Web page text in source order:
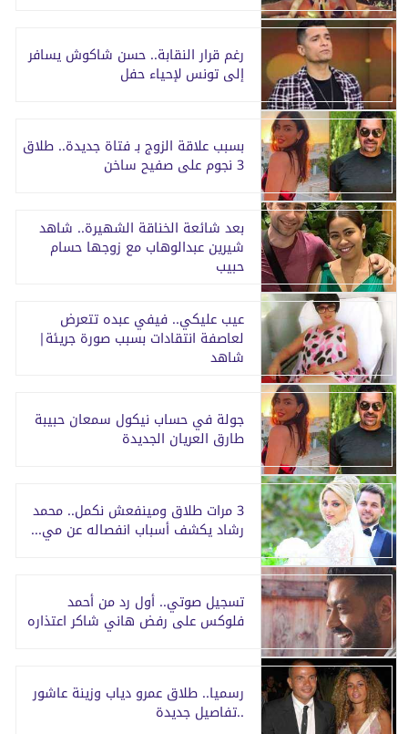
رغم قرار النقابة.. حسن شاكوش يسافر
إلى تونس لإحياء حفل
بسبب علاقة الزوج بـ فتاة جديدة.. طلاق
3 نجوم على صفيح ساخن
بعد شائعة الخناقة الشهيرة.. شاهد
شيرين عبدالوهاب مع زوجها حسام
حبيب
عيب عليكي.. فيفي عبده تتعرض
لعاصفة انتقادات بسبب صورة جريئة|
شاهد
جولة في حساب نيكول سمعان حبيبة
طارق العريان الجديدة
3 مرات طلاق ومينفعش نكمل.. محمد
رشاد يكشف أسباب انفصاله عن مي...
تسجيل صوتي.. أول رد من أحمد
فلوكس على رفض هاني شاكر اعتذاره
رسميا.. طلاق عمرو دياب وزينة عاشور
..تفاصيل جديدة